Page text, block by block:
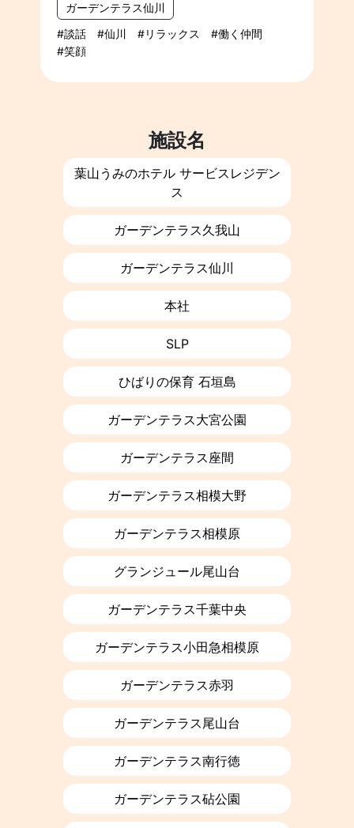
ガーデンテラス仙川
談話
仙川 リラックス
働く仲間
笑顔
施設名
葉山うみのホテル サービスレジデン
ス
ガーデンテラス久我山
ガーデンテラス仙川
本社
SLP
ひばりの保育 石垣島
ガーデンテラス大宮公園
ガーデンテラス座間
ガーデンテラス相模大野
ガーデンテラス相模原
グランジュール尾山台
ガーデンテラス千葉中央
ガーデンテラス小田急相模原
ガーデンテラス赤羽
ガーデンテラス尾山台
ガーデンテラス南行徳
ガーデンテラス砧公園